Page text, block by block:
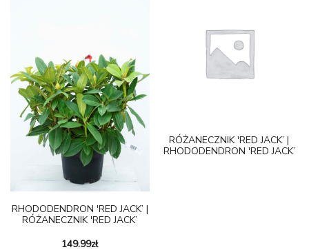
RHODODENDRON 'RED JACK’ |
RÓŻANECZNIK 'RED JACK’
149.99zł
RÓŻANECZNIK 'RED JACK’ |
RHODODENDRON 'RED JACK’